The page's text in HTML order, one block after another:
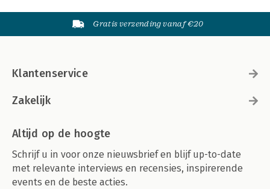
Gratis verzending vanaf €20
Klantenservice
Zakelijk
Altijd op de hoogte
Schrijf u in voor onze nieuwsbrief en blijf up-to-date
met relevante interviews en recensies, inspirerende
events en de beste acties.